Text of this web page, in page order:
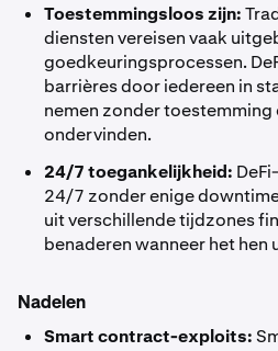
Toestemmingsloos zijn:
diensten vereisen vaak
goedkeuringsprocessen.
barrières door iedereen in
nemen zonder
ondervinden.
24/7 toegankelijkheid:
24/7 zonder enige
uit verschillende tijdzones
benaderen wanneer het hen
Nadelen
Smart contract-exploits: